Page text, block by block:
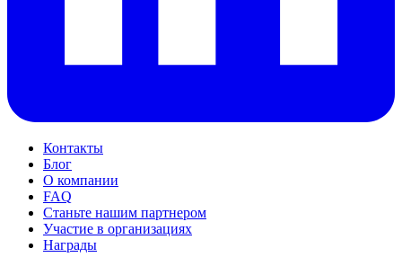
Контакты
Блог
О компании
FAQ
Станьте нашим партнером
Участие в организациях
Награды